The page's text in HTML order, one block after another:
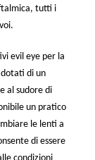
tutti i
evil eye per la
di un
al sudore di
un pratico
le lenti a
di essere